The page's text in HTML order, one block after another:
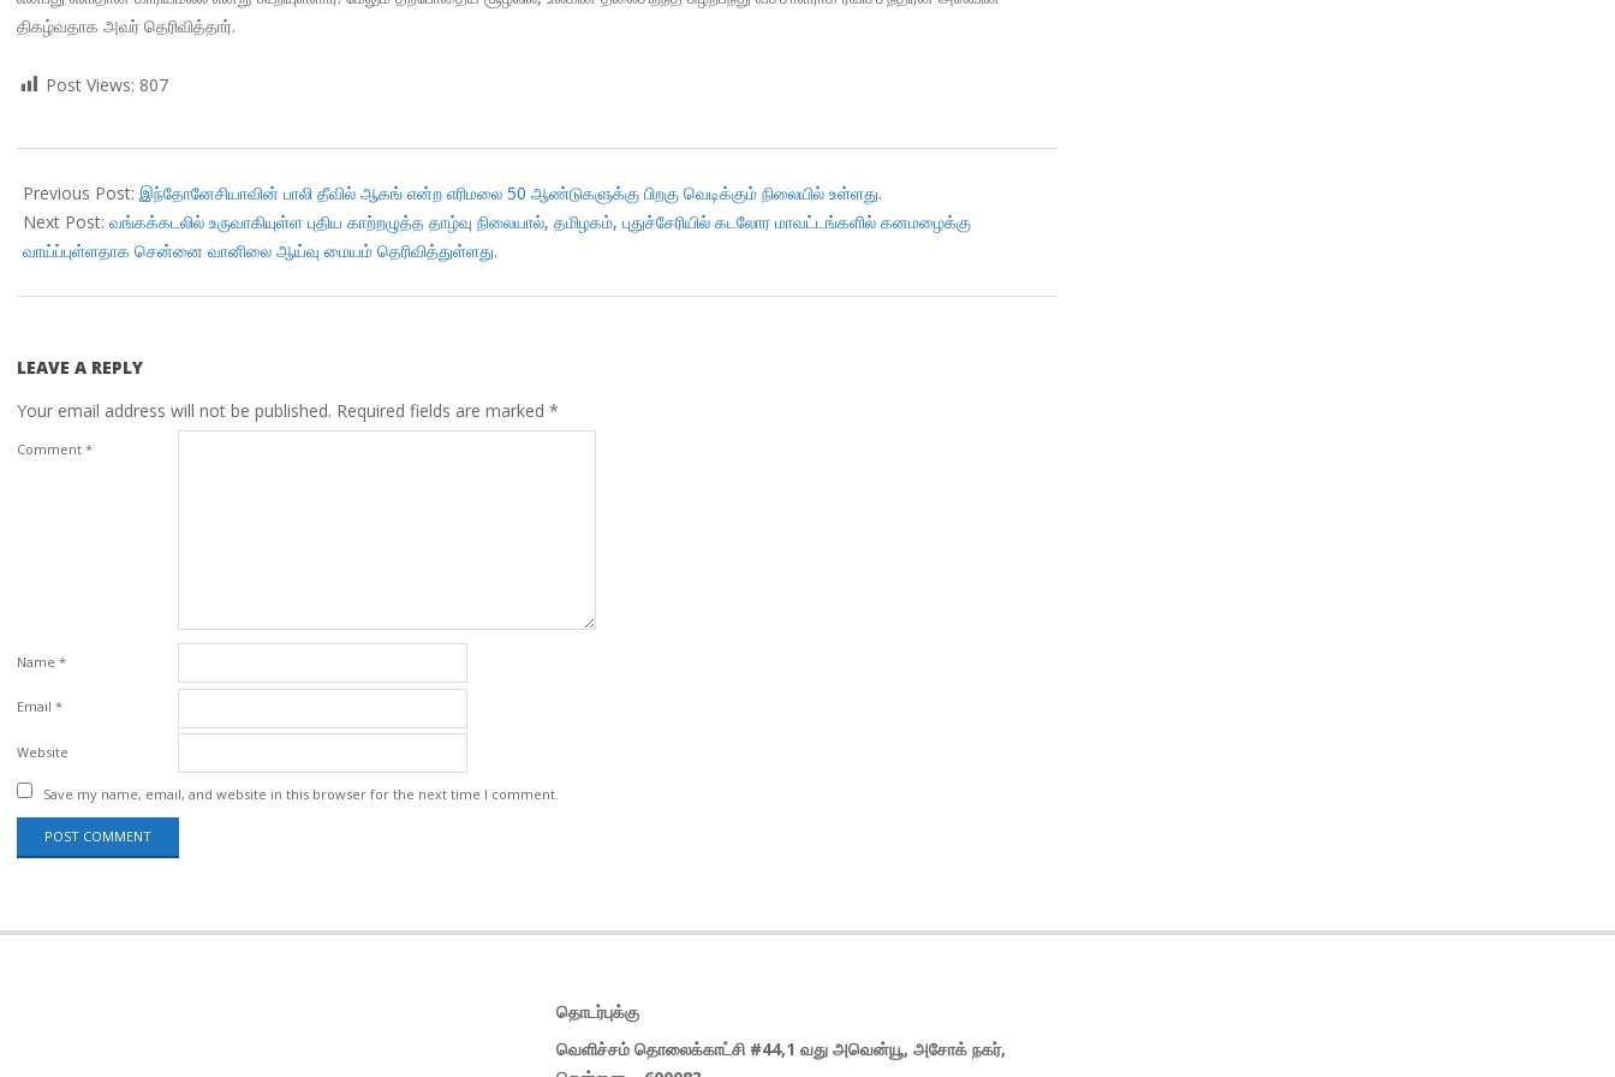
திகழ்வதாக அவர் தெரிவித்தார்.
Post Views: 807
11-
29
Previous Post: இந்தோனேசியாவின் பாலி தீவில் ஆகங் என்ற எரிமலை 50 ஆண்டுகளுக்கு பிறகு வெடிக்கும் நிலையில் உள்ளது.
Next Post: வங்கக்கடலில் உருவாகியுள்ள புதிய காற்றழுத்த தாழ்வு நிலையால், தமிழகம், புதுச்சேரியில் கடலோர மாவட்டங்களில் கனமழைக்கு
வாய்ப்புள்ளதாக சென்னை வானிலை ஆய்வு மையம் தெரிவித்துள்ளது.
LEAVE A REPLY
Your email address will not be published. Required fields are marked *
Comment *
Name *
Email *
Website
Save my name, email, and website in this browser for the next time I comment.
தொடர்புக்கு
வெளிச்சம் தொலைக்காட்சி #44,1 வது அவென்யூ, அசோக் நகர்,